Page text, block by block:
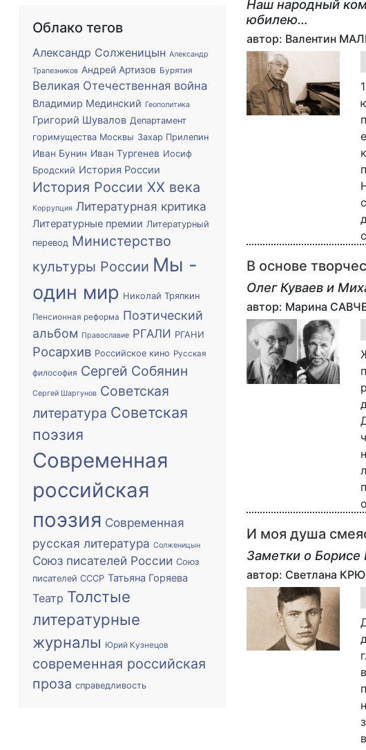
Облако тегов
Александр Солженицын Александр
Трапезников Андрей Артизов Бурятия
Великая Отечественная война
Владимир Мединский Геополитика
Григорий Шувалов Департамент
горимущества Москвы Захар Прилепин
Иван Бунин Иван Тургенев Иосиф
Бродский История России
История России XX века
Коррупция Литературная критика
Литературные премии Литературный
перевод Министерство
культуры России Мы -
один мир Николай Тряпкин
Пенсионная реформа Поэтический
альбом Православие РГАЛИ РГАНИ
Росархив Российское кино Русская
философия Сергей Собянин
Сергей Шаргунов Советская
литература Советская
поэзия
Современная
российская
поэзия Современная
русская литература Солженицын
Союз писателей России Союз
писателей СССР Татьяна Горяева
Театр Толстые
литературные
журналы Юрий Кузнецов
современная российская
проза справедливость
Наш народный
юбилею…
автор: Валентин
В основе
Олег Куваев и
автор: Марина
И моя душа
Заметки о Борисе
автор: Светлана